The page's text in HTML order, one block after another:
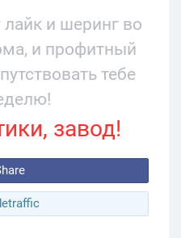
и шеринг во
и профитный
тебе
завод!